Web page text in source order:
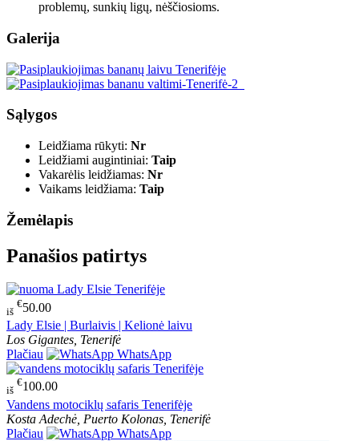
problemų, sunkių ligų, nėščiosioms.
Galerija
Sąlygos
Leidžiama rūkyti: Nr
Leidžiami augintiniai: Taip
Vakarėlis leidžiamas: Nr
Vaikams leidžiama: Taip
Žemėlapis
Panašios patirtys
iš
€50.00
Lady Elsie | Burlaivis | Kelionė laivu
Los Gigantes, Tenerifė
Plačiau
WhatsApp
iš
€100.00
Vandens motociklų safaris Tenerifėje
Kosta Adechė, Puerto Kolonas, Tenerifė
Plačiau
WhatsApp